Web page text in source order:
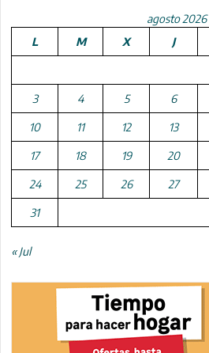
agosto 2026
L
M X J
3 4 5 6
10 11 12 13
17 18 19 20
24 25 26 27
31
« Jul